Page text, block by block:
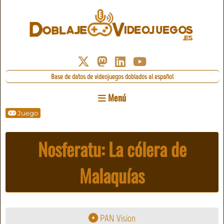
Base de datos de videojuegos doblados al español
Menú
Juego
Nosferatu: La cólera de
Malaquías
PAN Vision